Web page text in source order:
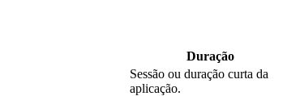
Duração
Sessão ou duração curta da
aplicação.